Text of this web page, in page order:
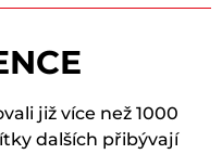
již více než 1000
dalších přibývají